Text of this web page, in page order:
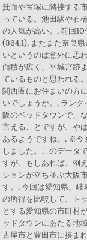
箕面や宝塚に隣接する
っている。池田駅や石
の人気が高い。, 前回
(364,1), またまた奈良
いというのは意外に思
面積が広く、平城宮跡
ているものと思われる
関西圏にお住まいの方
いでしょうか。, ラン
阪のベッドタウンで、
言えることですが、や
あるようですね。, ※今
しました。このデータ
すが、もしあれば、例
ションが立ち並ぶ大阪
す。, 今回は愛知県、岐
の所得を比較して、ト
とする愛知県の市町村
ッドタウンにあたる地
古屋市と豊田市に挟ま